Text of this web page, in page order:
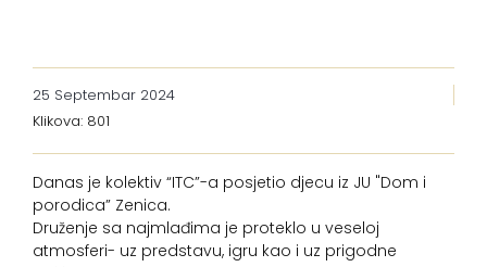
25 Septembar 2024
Klikova: 801
Danas je kolektiv “ITC”-a posjetio djecu iz JU "Dom i
porodica” Zenica.
Druženje sa najmlađima je proteklo u veseloj
atmosferi- uz predstavu, igru kao i uz prigodne